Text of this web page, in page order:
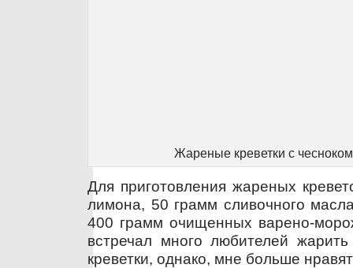
Жареные креветки с
Для приготовления жареных
лимона, 50 грамм сливочного
400 грамм очищенных варено-
встречал много любителей
креветки, однако, мне больше